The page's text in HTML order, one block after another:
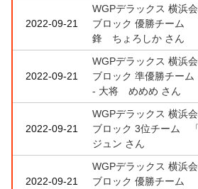
2022-09-21
WGPデラックス 横浜
ブロック 優勝チーム
鋒 ちょろしか さん
2022-09-21
WGPデラックス 横浜
ブロック 準優勝チー
- 大将 めめめ さん
2022-09-21
WGPデラックス 横浜
ブロック 3位チーム
ジュン さん
2022-09-21
WGPデラックス 横浜
ブロック 優勝チーム